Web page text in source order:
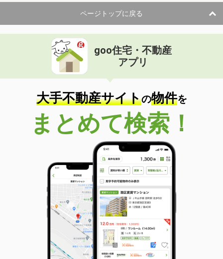
ページトップに戻る
goo住宅・不動産
アプリ
大手不動産サイトの物件を
まとめて検索！